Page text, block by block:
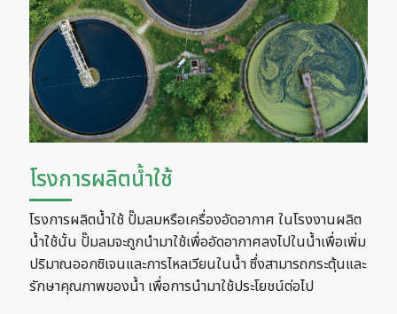
โรงการผลิตน้ำใช้
โรงการผลิตน้ำใช้ ปั๊มลมหรือเครื่องอัดอากาศ ในโรงงานผลิต
น้ำใช้นั้น ปั๊มลมจะถูกนำมาใช้เพื่ออัดอากาศลงไปในน้ำเพื่อเพิ่ม
ปริมาณออกซิเจนและการไหลเวียนในน้ำ ซึ่งสามารถกระตุ้นและ
รักษาคุณภาพของน้ำ เพื่อการนำมาใช้ประโยชน์ต่อไป